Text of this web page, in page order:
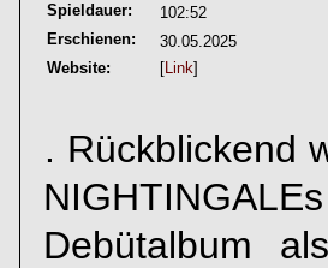
Spieldauer:
102:52
Erschienen:
30.05.2025
Website:
[Link]
. Rückblickend
NIGHTINGALE
Debütalbum